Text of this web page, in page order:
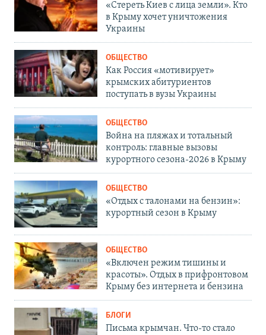
«Стереть Киев с лица земли». Кто
в Крыму хочет уничтожения
Украины
ОБЩЕСТВО
Как Россия «мотивирует»
крымских абитуриентов
поступать в вузы Украины
ОБЩЕСТВО
Война на пляжах и тотальный
контроль: главные вызовы
курортного сезона-2026 в Крыму
ОБЩЕСТВО
«Отдых с талонами на бензин»:
курортный сезон в Крыму
ОБЩЕСТВО
«Включен режим тишины и
красоты». Отдых в прифронтовом
Крыму без интернета и бензина
БЛОГИ
Письма крымчан. Что-то стало